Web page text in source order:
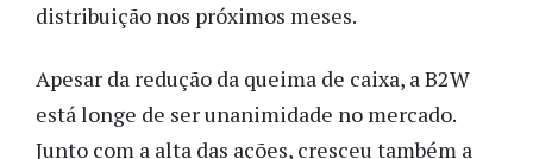
distribuição nos próximos meses.
Apesar da redução da queima de caixa, a B2W
está longe de ser unanimidade no mercado.
Junto com a alta das ações, cresceu também a